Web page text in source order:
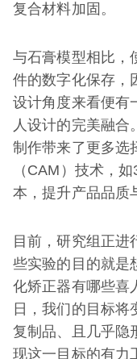
复合材料加固。
与石膏模型相比，
件的数字化保存，
设计角度来看便有
人设计的完美融合
制作带来了更多选
（CAM）技术，
本，提升产品品质
目前，研究组正进
些实验的目的就是
化矫正器有哪些喜
日，我们的目标将
复制品、且几乎隐
现这一目标的有力